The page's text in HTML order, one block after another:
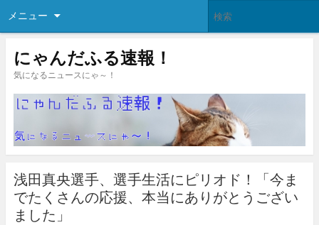
メニュー
にゃんだふる速報！
気になるニュースにゃ～！
浅田真央選手、選手生活にピリオド！「今ま
でたくさんの応援、本当にありがとうござい
ました」